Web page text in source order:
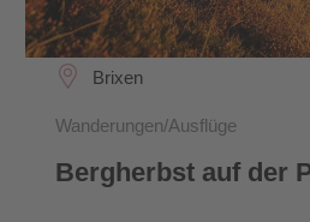
Brixen
Wanderungen/Ausflüge
Bergherbst auf der